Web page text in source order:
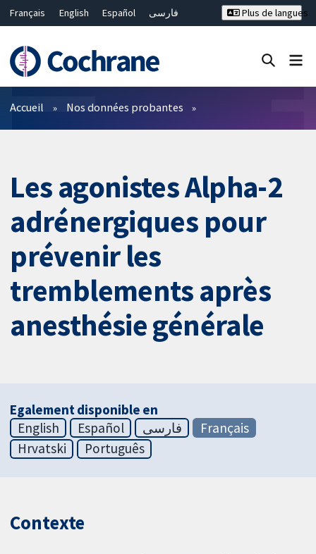
Français English Español
فارسی
Bahasa Malaysia
ไทย
繁體中文
简体中文
Plus de langues
Filtres
Accueil Nos données probantes
Les agonistes Alpha-2
adrénergiques pour
prévenir les
tremblements après
anesthésie générale
Egalement disponible en
English
Español فارسی
Français
Hrvatski
Português
Contexte